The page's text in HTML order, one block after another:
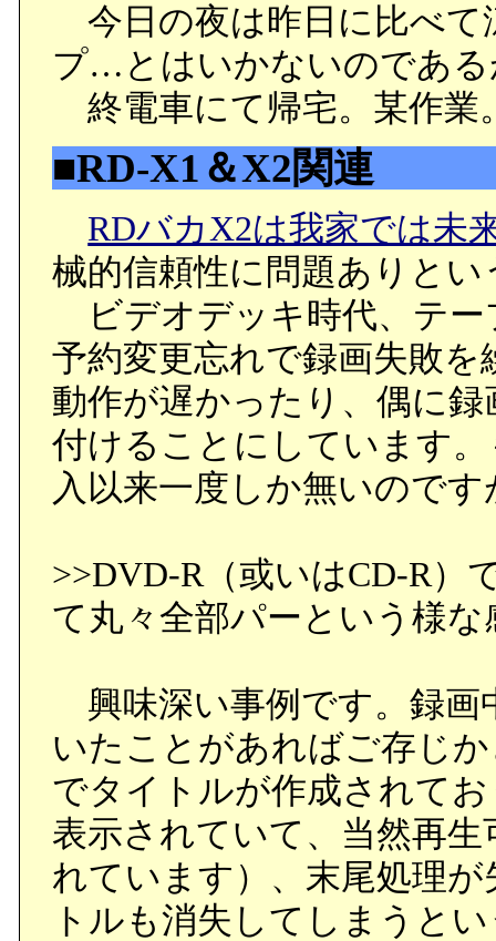
今日の夜は昨日に比べて
プ…とはいかないのである
終電車にて帰宅。某作業
■RD-X1＆X2関連
RDバカX2は我家では未
械的信頼性に問題ありと
ビデオデッキ時代、テー
予約変更忘れで録画失敗
動作が遅かったり、偶に
付けることにしています
入以来一度しか無いので
>>DVD-R（或いはCD-R）
て丸々全部パーという様な
興味深い事例です。録画
いたことがあればご存じ
でタイトルが作成されて
表示されていて、当然再
れています）、末尾処理
トルも消失してしまうと